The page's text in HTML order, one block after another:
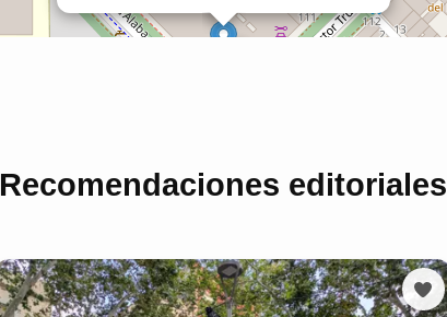
Recomendaciones editoriales